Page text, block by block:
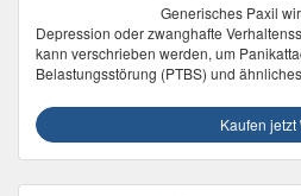
Generisches Paxil
Depression oder zwanghafte
kann verschrieben werden, um
Belastungsstörung (PTBS) und
Kaufen jetzt